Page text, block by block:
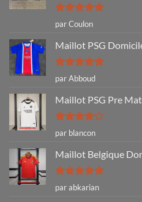
Note5sur
5
par Coulon
Maillot PSG
Note5sur
5
par Abboud
Maillot PSG Pre
Note4
sur 5
par blancon
Maillot Belgique
Note5sur
5
par abkarian